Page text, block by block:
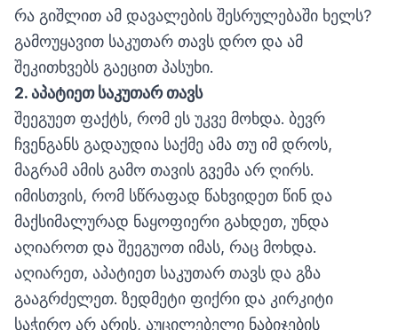
რა გიშლით ამ დავალების შესრულებაში ხელს?
გამოუყავით საკუთარ თავს დრო და ამ
შეკითხვებს გაეცით პასუხი.
2. აპატიეთ საკუთარ თავს
შეეგუეთ ფაქტს, რომ ეს უკვე მოხდა. ბევრ
ჩვენგანს გადაუდია საქმე ამა თუ იმ დროს,
მაგრამ ამის გამო თავის გვემა არ ღირს.
იმისთვის, რომ სწრაფად წახვიდეთ წინ და
მაქსიმალურად ნაყოფიერი გახდეთ, უნდა
აღიაროთ და შეეგუოთ იმას, რაც მოხდა.
აღიარეთ, აპატიეთ საკუთარ თავს და გზა
გააგრძელეთ. ზედმეტი ფიქრი და კირკიტი
საჭირო არ არის, აუცილებელი ნაბიჯების